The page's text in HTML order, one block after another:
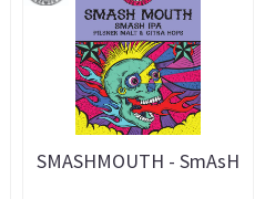
SMASHMOUTH - SmAsH